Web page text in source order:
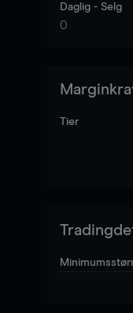
Daglig - Selg
0
Tier